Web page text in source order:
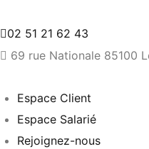
02 51 21 62 43
69 rue Nationale 85100
Espace Client
Espace Salarié
Rejoignez-nous